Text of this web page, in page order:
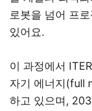
로봇을 넘어 프
있어요.
이 과정에서
자기 에너지(full
하고 있으며,